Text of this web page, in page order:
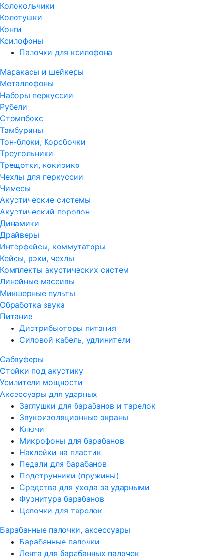
Колокольчики
Колотушки
Конги
Ксилофоны
Палочки для ксилофона
Маракасы и шейкеры
Металлофоны
Наборы перкуссии
Рубели
Стомпбокс
Тамбурины
Тон-блоки, Коробочки
Треугольники
Трещотки, кокирико
Чехлы для перкуссии
Чимесы
Акустические системы
Акустический поролон
Динамики
Драйверы
Интерфейсы, коммутаторы
Кейсы, рэки, чехлы
Комплекты акустических систем
Линейные массивы
Микшерные пульты
Обработка звука
Питание
Дистрибьюторы питания
Силовой кабель, удлинители
Сабвуферы
Стойки под акустику
Усилители мощности
Аксессуары для ударных
Заглушки для барабанов и тарелок
Звукоизоляционные экраны
Ключи
Микрофоны для барабанов
Наклейки на пластик
Педали для барабанов
Подструнники (пружины)
Средства для ухода за ударными
Фурнитура барабанов
Цепочки для тарелок
Барабанные палочки, аксессуары
Барабанные палочки
Лента для барабанных палочек